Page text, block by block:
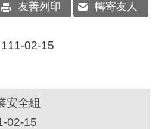
友善列印 轉寄友人
111-02-15
安全組
02-15